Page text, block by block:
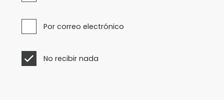
Por correo electrónico
No recibir nada